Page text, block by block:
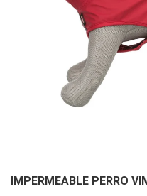
IMPERMEABLE PERRO